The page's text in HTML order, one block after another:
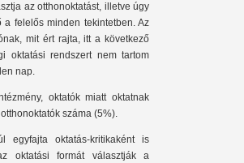
az otthonoktatást, illetve úgy
felelős minden tekintetben. Az
mit ért rajta, itt a következő
oktatási rendszert nem tartom
nap.
oktatók miatt oktatnak
száma (5%).
egyfajta oktatás-kritikaként is
oktatási formát választják a